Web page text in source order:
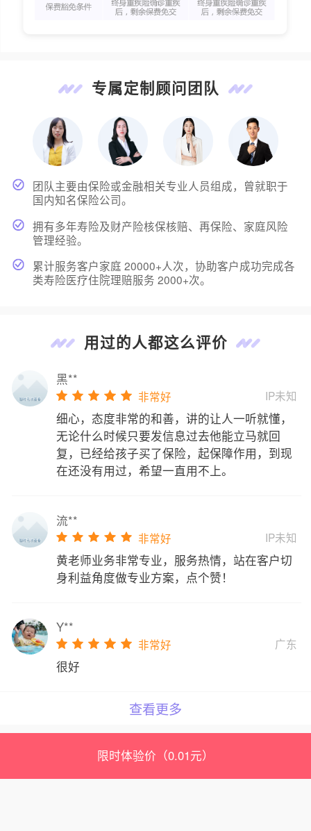
专属定制顾问团队
团队主要由保险或金融相关专业人员组成，曾就职于
国内知名保险公司。
拥有多年寿险及财产险核保核赔、再保险、家庭风险
管理经验。
累计服务客户家庭 20000+人次，协助客户成功完成各
类寿险医疗住院理赔服务 2000+次。
用过的人都这么评价
黑**
非常好 IP未知
细心，态度非常的和善，讲的让人一听就懂，
无论什么时候只要发信息过去他能立马就回
复，已经给孩子买了保险，起保障作用，到现
在还没有用过，希望一直用不上。
流**
非常好 IP未知
黄老师业务非常专业，服务热情，站在客户切
身利益角度做专业方案，点个赞！
Y**
非常好 广东
很好
查看更多
限时体验价（0.01元）